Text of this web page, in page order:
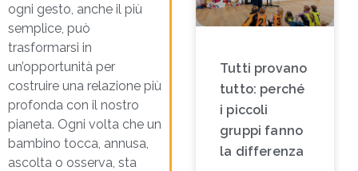
ogni gesto, anche il più
semplice, può
trasformarsi in
un’opportunità per
costruire una relazione più
profonda con il nostro
pianeta. Ogni volta che un
bambino tocca, annusa,
ascolta o osserva, sta
Tutti provano
tutto: perché
i piccoli
gruppi fanno
la differenza